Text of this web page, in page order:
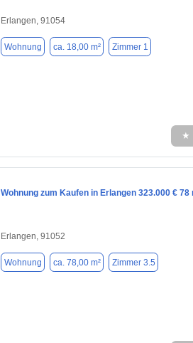
Erlangen, 91054
Wohnung ca. 18,00 m² Zimmer 1
★
Wohnung zum Kaufen in Erlangen 323.000 € 78
Erlangen, 91052
Wohnung ca. 78,00 m² Zimmer 3.5